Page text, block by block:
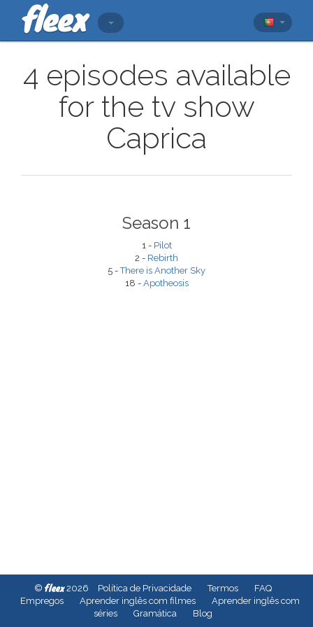
4 episodes available
for the tv show
Caprica
Season 1
1 - Pilot
2 - Rebirth
5 -There is Another Sky
18 - Apotheosis
© fleex2026 Política de Privacidade Termos
FAQ
Empregos
Aprender inglês com filmes
Aprender inglês com
séries
Gramática Blog